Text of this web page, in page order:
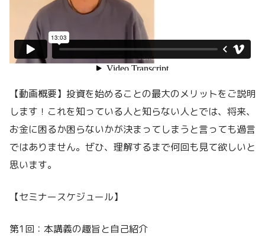
【動画概要】投資を始めることの最大のメリットをご説明
します！これを知っている人と知らない人とでは、将来、
お金に困るか困らないかが決まってしまうと言っても過言
ではありません。ぜひ、理解するまで何回も見て欲しいと
思います。
【セミナースケジュール】
第1回：本講義の趣旨と自己紹介